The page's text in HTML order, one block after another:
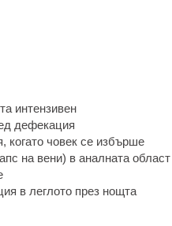
интензивен
дефекация
когато човек се избърше
на вени) в аналната област
в леглото през нощта